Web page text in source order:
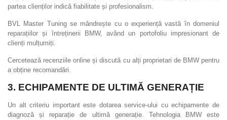
partea clienților indică fiabilitate și profesionalism.
BVL Master Tuning se mândrește cu o experiență vastă în domeniul
reparațiilor și întreținerii BMW, având un portofoliu impresionant de
clienți mulțumiți.
Cercetează recenziile online și discută cu alți proprietari de BMW pentru
a obține recomandări.
3. ECHIPAMENTE DE ULTIMĂ GENERAȚIE
Un alt criteriu important este dotarea service-ului cu echipamente de
diagnoză și reparație de ultimă generație. Tehnologia BMW este